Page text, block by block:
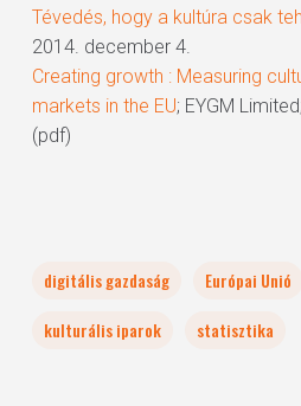
Tévedés, hogy a kultúra csak
2014. december 4.
Creating growth : Measuring
markets in the EU; EYGM
(pdf)
digitális gazdaság Európai Unió
kulturális iparok
statisztika